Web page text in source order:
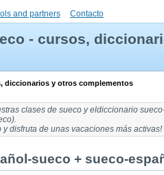
and partners Contacto
- cursos,
diccionarios y otros complementos
clases de sueco y eldiccionario
).
disfruta de unas vacaciones más activas!
sueco + sueco-